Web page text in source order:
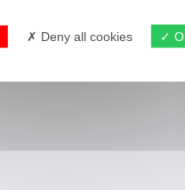
Deny all cookies